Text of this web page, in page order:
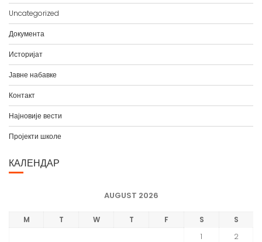
в
а
Uncategorized
Документа
Историјат
Јавне набавке
Контакт
Најновије вести
Пројекти школе
КАЛЕНДАР
AUGUST 2026
M T W T F S S
1
2